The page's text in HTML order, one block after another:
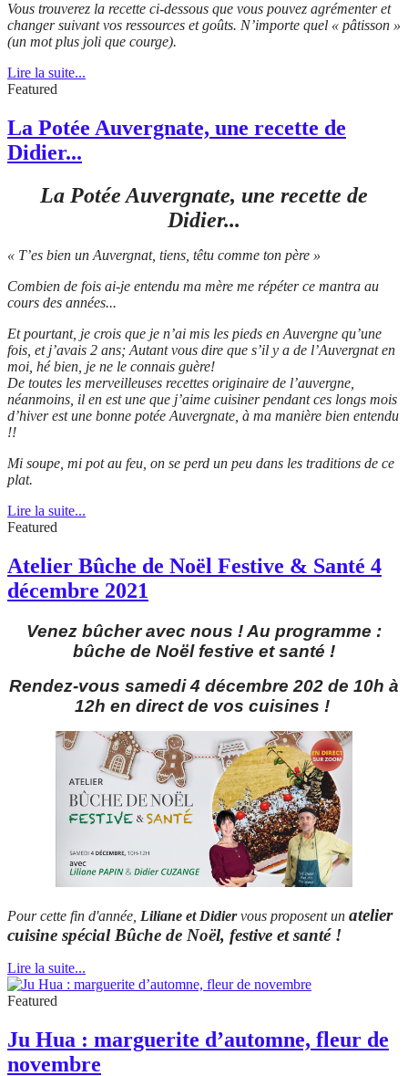
Vous trouverez la recette ci-dessous que vous pouvez agrémenter et
changer suivant vos ressources et goûts. N’importe quel « pâtisson »
(un mot plus joli que courge).
Lire la suite...
Featured
La Potée Auvergnate, une recette de
Didier...
La Potée Auvergnate, une recette de
Didier...
« T’es bien un Auvergnat, tiens, têtu comme ton père »
Combien de fois ai-je entendu ma mère me répéter ce mantra au
cours des années...
Et pourtant, je crois que je n’ai mis les pieds en Auvergne qu’une
fois, et j’avais 2 ans; Autant vous dire que s’il y a de l’Auvergnat en
moi, hé bien, je ne le connais guère!
De toutes les merveilleuses recettes originaire de l’auvergne,
néanmoins, il en est une que j’aime cuisiner pendant ces longs mois
d’hiver est une bonne potée Auvergnate, à ma manière bien entendu
!!
Mi soupe, mi pot au feu, on se perd un peu dans les traditions de ce
plat.
Lire la suite...
Featured
Atelier Bûche de Noël Festive & Santé 4
décembre 2021
Venez bûcher avec nous ! Au programme :
bûche de Noël festive et santé !
Rendez-vous samedi 4 décembre 202 de 10h à
12h en direct de vos cuisines !
Pour cette fin d'année, Liliane et Didiervous proposent un atelier
cuisine spécial Bûche de Noël, festive et santé !
Lire la suite...
Featured
Ju Hua : marguerite d’automne, fleur de
novembre